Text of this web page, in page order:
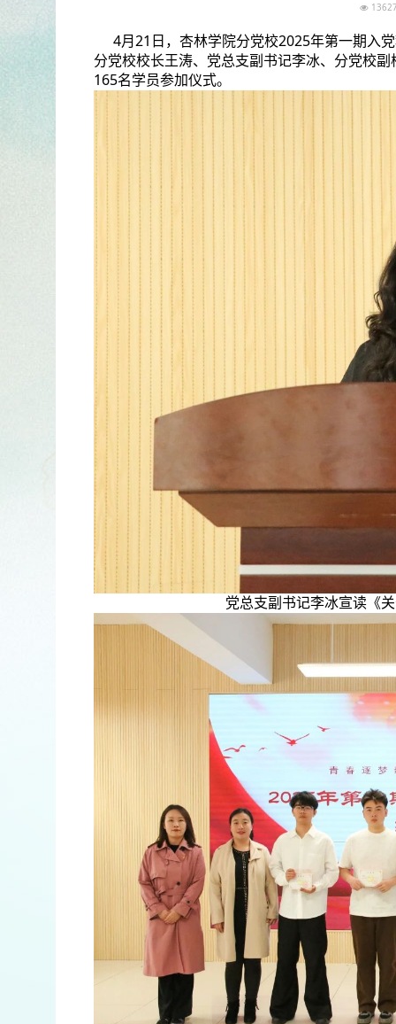
4月21日，杏林学院分党校2025年第一期入
分党校校长王涛、党总支副书记李冰、分党校
165名学员参加仪式。
党总支副书记李冰宣读《